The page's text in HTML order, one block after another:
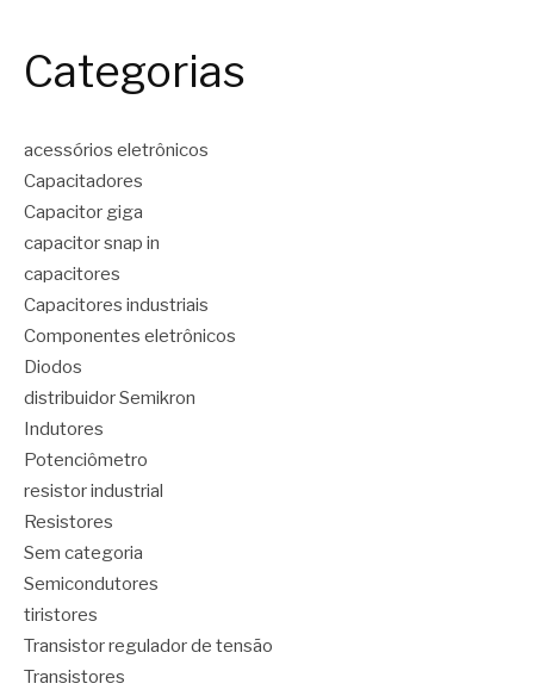
Categorias
acessórios eletrônicos
Capacitadores
Capacitor giga
capacitor snap in
capacitores
Capacitores industriais
Componentes eletrônicos
Diodos
distribuidor Semikron
Indutores
Potenciômetro
resistor industrial
Resistores
Sem categoria
Semicondutores
tiristores
Transistor regulador de tensão
Transistores